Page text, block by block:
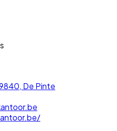
De Pinte